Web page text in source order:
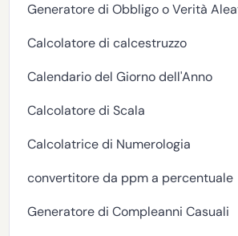
Generatore di Obbligo o Verità
Calcolatore di calcestruzzo
Calendario del Giorno dell'Anno
Calcolatore di Scala
Calcolatrice di Numerologia
convertitore da ppm a percentuale
Generatore di Compleanni Casuali